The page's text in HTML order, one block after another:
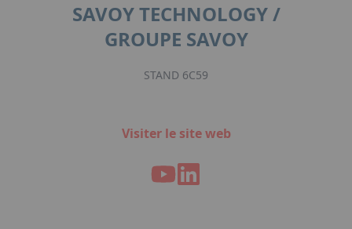
SAVOY TECHNOLOGY /
GROUPE SAVOY
STAND 6C59
Visiter le site web